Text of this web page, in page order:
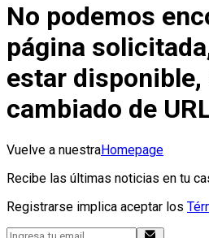
No podemos
página
estar disponible,
cambiado de
Vuelve a nuestraHomepage
Recibe las últimas noticias en tu
Registrarse implica aceptar los